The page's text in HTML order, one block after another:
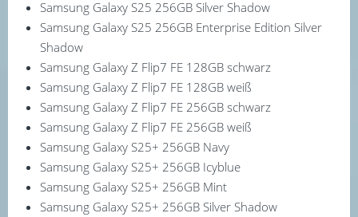
Samsung Galaxy S25 256GB Silver Shadow
Samsung Galaxy S25 256GB Enterprise Edition Silver
Shadow
Samsung Galaxy Z Flip7 FE 128GB schwarz
Samsung Galaxy Z Flip7 FE 128GB weiß
Samsung Galaxy Z Flip7 FE 256GB schwarz
Samsung Galaxy Z Flip7 FE 256GB weiß
Samsung Galaxy S25+ 256GB Navy
Samsung Galaxy S25+ 256GB Icyblue
Samsung Galaxy S25+ 256GB Mint
Samsung Galaxy S25+ 256GB Silver Shadow